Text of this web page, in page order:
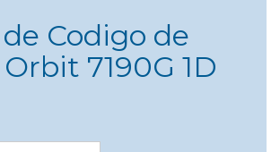
Codigo de
7190G 1D